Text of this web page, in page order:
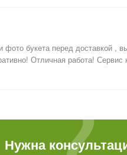
фото букета перед доставкой ,
Отличная работа! Сервис
Нужна